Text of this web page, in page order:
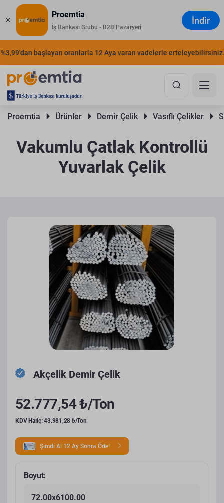
Proemtia
İş Bankası Grubu - B2B Pazaryeri
İndir
başlayan oranlarla 12 Aya varan vadelerle erteleyebilirsiniz.
Proemtia Ürünler Demir Çelik Vasıflı Çelikler
Vakumlu Çatlak Kontrollü
Yuvarlak Çelik
Akçelik Demir Çelik
52.777,54 ₺/Ton
KDV Hariç: 43.981,28 ₺/Ton
Şimdi Al 12 Ay Sonra Öde!
Boyut:
72.00x6100.00